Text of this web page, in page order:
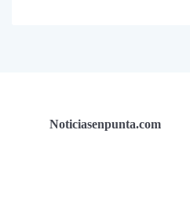
Noticiasenpunta.com